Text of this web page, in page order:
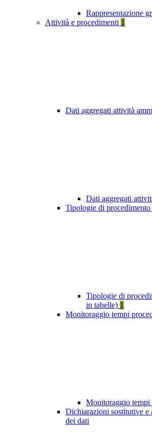
Rappresentazione
Attività e procedimenti 1
Dati aggregati attività
Dati aggregati
Tipologie di procedimento
Tipologie di
in tabelle) 1
Monitoraggio tempi
Monitoraggio tempi
Dichiarazioni sostitutive
dei dati